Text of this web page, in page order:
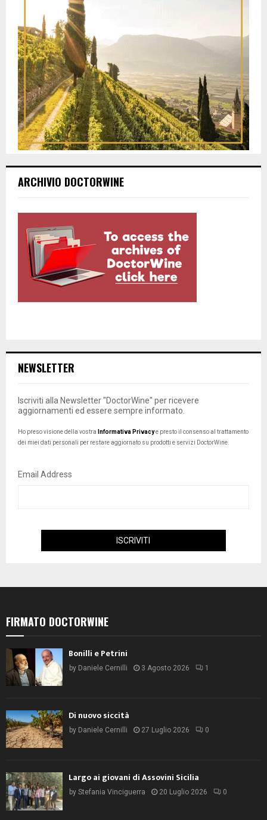
ARCHIVIO DOCTORWINE
NEWSLETTER
Iscriviti alla Newsletter "DoctorWine" per ricevere
aggiornamenti ed essere sempre informato.
Ho preso visione della vostra Informativa Privacye presto il consenso al trattamento
dei miei dati personali per restare aggiornato su prodotti e servizi DoctorWine.
Email Address
FIRMATO DOCTORWINE
Bonilli e Petrini
by Daniele Cernilli 3 Agosto 2026 1
Di nuovo siccità
by Daniele Cernilli 27 Luglio 2026 0
Largo ai giovani di Assovini Sicilia
by Stefania Vinciguerra 20 Luglio 2026 0